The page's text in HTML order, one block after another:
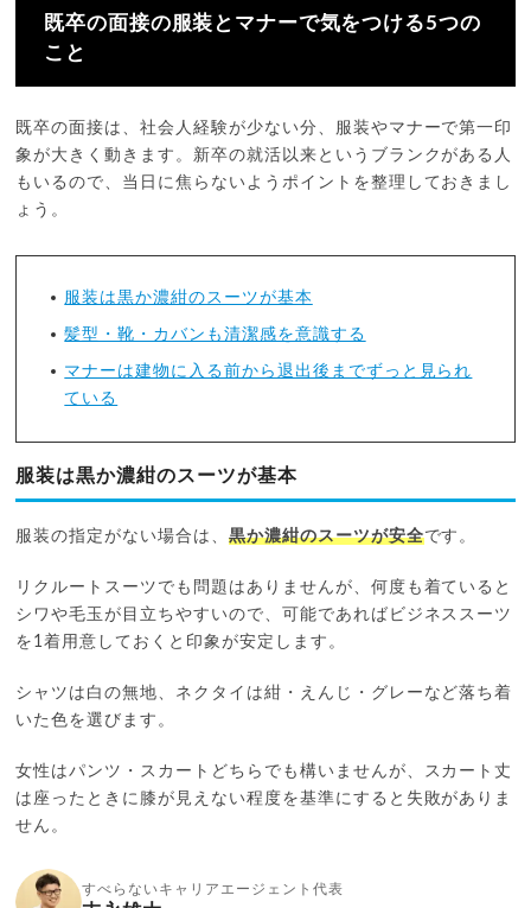
既卒の面接の服装とマナーで気をつける5つの
こと
既卒の面接は、社会人経験が少ない分、服装やマナーで第一印
象が大きく動きます。新卒の就活以来というブランクがある人
もいるので、当日に焦らないようポイントを整理しておきまし
ょう。
服装は黒か濃紺のスーツが基本
髪型・靴・カバンも清潔感を意識する
マナーは建物に入る前から退出後までずっと見られ
ている
服装は黒か濃紺のスーツが基本
服装の指定がない場合は、 黒か濃紺のスーツが安全です。
リクルートスーツでも問題はありませんが、何度も着ていると
シワや毛玉が目立ちやすいので、可能であればビジネススーツ
を1着用意しておくと印象が安定します。
シャツは白の無地、ネクタイは紺・えんじ・グレーなど落ち着
いた色を選びます。
女性はパンツ・スカートどちらでも構いませんが、スカート丈
は座ったときに膝が見えない程度を基準にすると失敗がありま
せん。
すべらないキャリアエージェント代表